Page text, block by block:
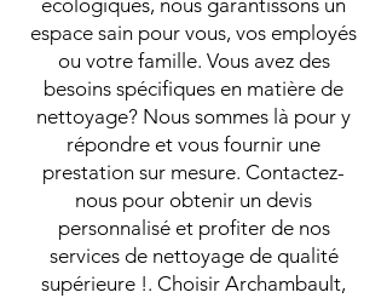
écologiques, nous garantissons un
espace sain pour vous, vos employés
ou votre famille. Vous avez des
besoins spécifiques en matière de
nettoyage? Nous sommes là pour y
répondre et vous fournir une
prestation sur mesure. Contactez-
nous pour obtenir un devis
personnalisé et profiter de nos
services de nettoyage de qualité
supérieure !. Choisir Archambault,